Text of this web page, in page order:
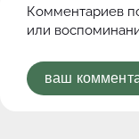
Комментариев
или
ваш